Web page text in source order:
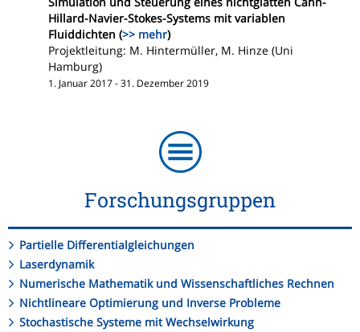
Hillard-Navier-Stokes-Systems mit variablen
Fluiddichten (>> mehr)
Projektleitung: M. Hintermüller, M. Hinze (Uni
Hamburg)
1. Januar 2017 - 31. Dezember 2019
Forschungsgruppen
Partielle Differentialgleichungen
Laserdynamik
Numerische Mathematik und Wissenschaftliches Rechnen
Nichtlineare Optimierung und Inverse Probleme
Stochastische Systeme mit Wechselwirkung